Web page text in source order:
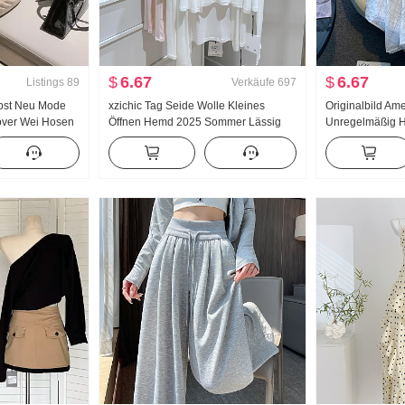
Listings 89
Neu Mode
Wei Hosen
nzug Damen
$6.67 Verkäufe 697
xzichic Tag Seide Wolle Kleines
Öffnen Hemd 2025 Sommer Lässig
Wind Top Neu Strick Fallen Schulter
Dünn Jacke Frauen
$6.67
Originalbild
Unregelmäßig
Leinen Mittel-
Linien-Rock
Fischschwanz